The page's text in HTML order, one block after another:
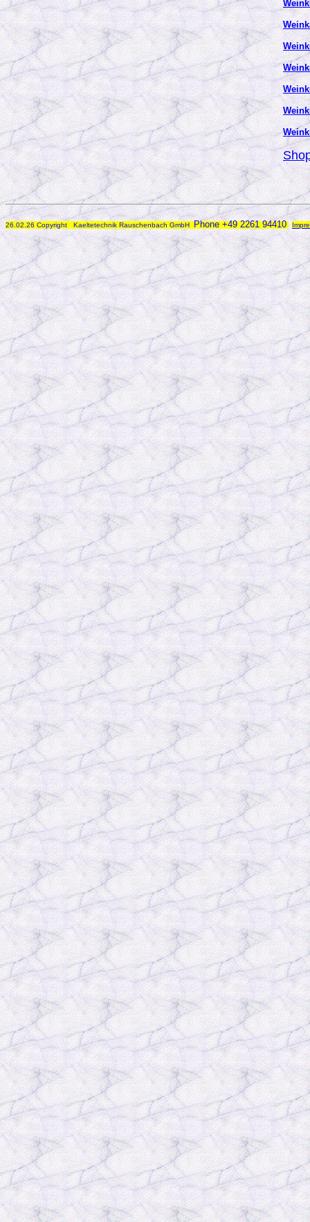
26.02.26 Copyright Kaeltetechnik Rauschenbach GmbH Phone +49 2261 94410